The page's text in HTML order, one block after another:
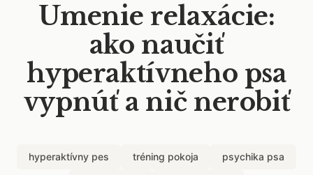
Umenie relaxácie:
ako naučiť
hyperaktívneho psa
vypnúť a nič nerobiť
hyperaktívny pes tréning pokoja psychika psa